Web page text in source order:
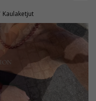
Kaulaketjut